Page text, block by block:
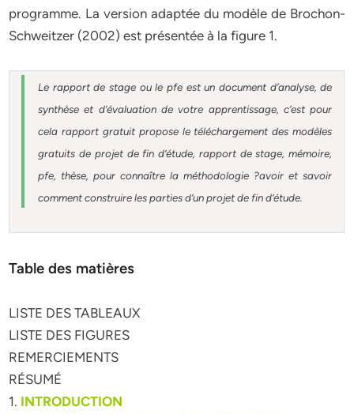
programme. La version adaptée du modèle de Brochon-
Schweitzer (2002) est présentée à la figure 1.
Le rapport de stage ou le pfe est un document d’analyse, de
synthèse et d’évaluation de votre apprentissage, c’est pour
cela rapport gratuit propose le téléchargement des modèles
gratuits de projet de fin d’étude, rapport de stage, mémoire,
pfe, thèse, pour connaître la méthodologie ?avoir et savoir
comment construire les parties d’un projet de fin d’étude
Table des matières
LISTE DES TABLEAUX
LISTE DES FIGURES
REMERCIEMENTS
RÉSUMÉ
1. INTRODUCTION